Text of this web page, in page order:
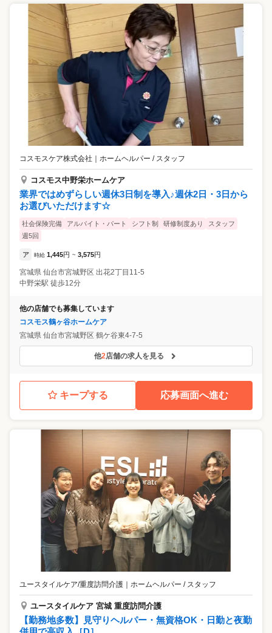
コスモスケア株式会社 ホームヘルパー / スタッフ
コスモス中野栄ホームケア
業界ではめずらしい週休3日制を導入♪週休2日・3日から
お選びいただけます☆
社会保険完備 アルバイト・パート シフト制 研修制度あり
スタッフ
週5回
ア 時給 1,445円 ~ 3,575円
宮城県 仙台市宮城野区 出花2丁目11-5
中野栄駅 徒歩12分
他の店舗でも募集しています
コスモス鶴ヶ谷ホームケア
宮城県 仙台市宮城野区 鶴ケ谷東4-7-5
他2店舗の求人を見る
キープする 応募画面へ進む
ユースタイルケア/重度訪問介護 ホームヘルパー / スタッフ
ユースタイルケア 宮城 重度訪問介護
【勤務地多数】見守りヘルパー・無資格OK・日勤と夜勤